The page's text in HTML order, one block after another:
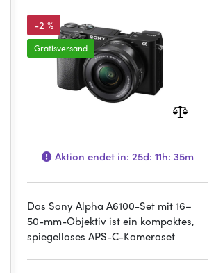
-2 %
Gratisversand
Aktion endet in: 25d: 11h: 35m
Das Sony Alpha A6100-Set mit 16–
50-mm-Objektiv ist ein kompaktes,
spiegelloses APS-C-Kameraset